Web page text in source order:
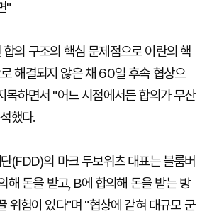
"
의 구조의 핵심 문제점으로 이란의 핵
해결되지 않은 채 60일 후속 협상으
목하면서 "어느 시점에서든 합의가 무산
했다.
(FDD)의 마크 두보위츠 대표는 블룸버
해 돈을 받고, B에 합의해 돈을 받는 방
위험이 있다"며 "협상에 갇혀 대규모 군